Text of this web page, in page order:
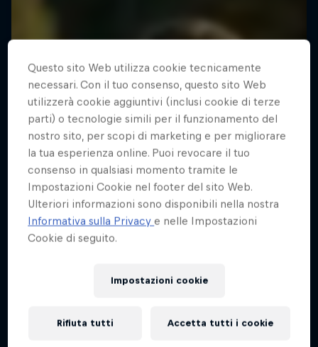
Questo sito Web utilizza cookie tecnicamente
necessari. Con il tuo consenso, questo sito Web
utilizzerà cookie aggiuntivi (inclusi cookie di terze
parti) o tecnologie simili per il funzionamento del
nostro sito, per scopi di marketing e per migliorare
la tua esperienza online. Puoi revocare il tuo
consenso in qualsiasi momento tramite le
Impostazioni Cookie nel footer del sito Web.
Ulteriori informazioni sono disponibili nella nostra
Informativa sulla Privacye nelle Impostazioni
Cookie di seguito.
Impostazioni cookie
Rifiuta tutti Accetta tutti i cookie